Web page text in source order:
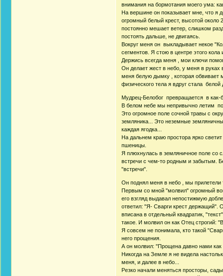
внимания на бормотания моего ума:
На вершине он показывает мне, что я
огромный белый крест, высотой
постоянно мешает ветер, слишком
постоять дальше, не двигаясь.
Вокруг меня он выкладывает некое
сегментов. Я стою в центре этого
Держись всегда меня , мои ключи
Он делает жест в небо, у меня в руках
меня белую дымку , которая
физического тела я вдруг стала
Мудрец-Белобог превращается в как-
В белом небе мы непривычно летим по
Это огромное поле сочной травы с
земляника... Это неземные
каждая ягодка...
На дальнем краю простора ярко
пшеницы.
Я плюхнулась в земляничное поле со
встречи с чем-то родным и забытым.
"встречи".
Он поднял меня в небо , мы
Первым со мной "молвил" огромный
его взгляд выдавал непостижмую
ответил: "Я- Сварги крест держащий".
вписана в отдельный квадратик,
такое. И молвил он как Отец строгий:
Я совсем не понимала, кто такой
него прощения.
А он молвил: "Прощена давно нами как
Никогда на Земле я не видела
меня, и далее в небо...
Резко начали меняться просторы,